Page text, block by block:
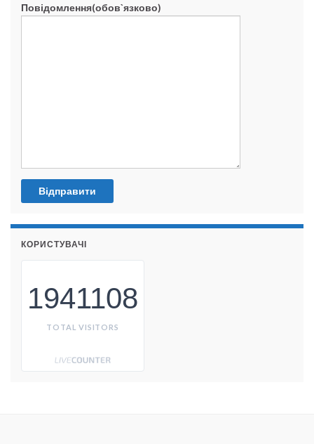
Повідомлення(обов`язково)
КОРИСТУВАЧІ
1941108
TOTAL VISITORS